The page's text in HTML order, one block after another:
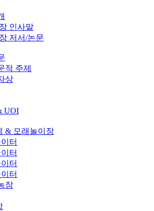
인사말
저서/논문
적 주제
상
UOI
& 모래놀이장
터
터
터
터
장